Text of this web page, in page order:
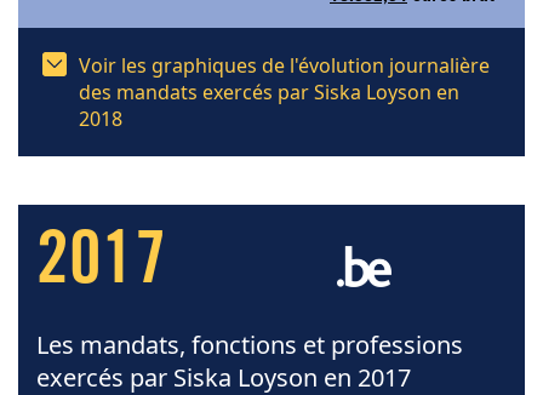
Voir les graphiques de l'évolution journalière
des mandats exercés par Siska Loyson en
2018
2017
Les mandats, fonctions et professions
exercés par Siska Loyson en 2017